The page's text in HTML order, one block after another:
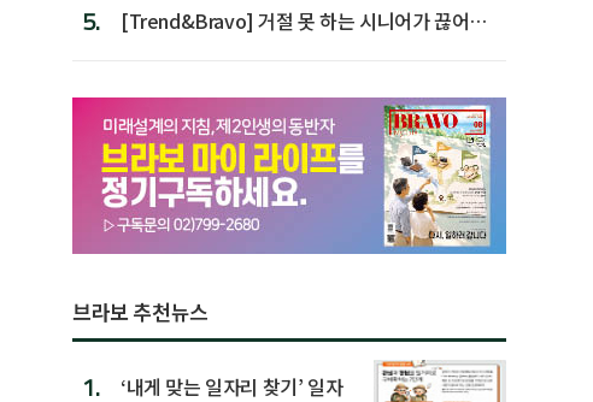
5.
[Trend&Bravo] 거절 못 하는 시니어가 끊어야
브라보 추천뉴스
1.
‘내게 맞는 일자리 찾기’ 일자